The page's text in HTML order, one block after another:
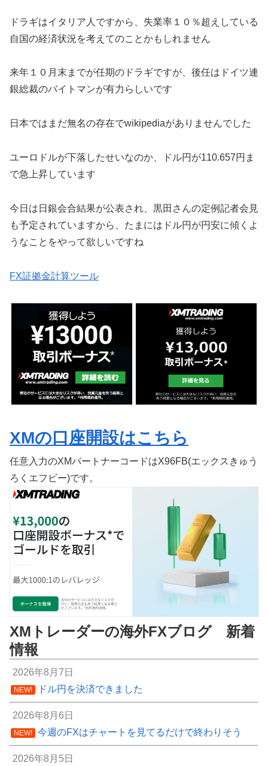
ドラギはイタリア人ですから、失業率１０％超えしている
自国の経済状況を考えてのことかもしれません
来年１０月末までが任期のドラギですが、後任はドイツ連
銀総裁のバイトマンが有力らしいです
日本ではまだ無名の存在でwikipediaがありませんでした
ユーロドルが下落したせいなのか、ドル円が110.657円ま
で急上昇しています
今日は日銀会合結果が公表され、黒田さんの定例記者会見
も予定されていますから、たまにはドル円が円安に傾くよ
うなことをやって欲しいですね
FX証拠金計算ツール
XMの口座開設はこちら
任意入力のXMパートナーコードはX96FB(エックスきゅう
ろくエフビー)です。
XMトレーダーの海外FXブログ 新着
情報
2026年8月7日
NEW! ドル円を決済できました
2026年8月6日
NEW! 今週のFXはチャートを見てるだけで終わりそう
2026年8月5日